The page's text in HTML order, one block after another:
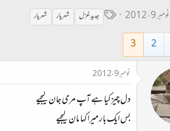
ت
ا
ی
خ
ا
ب
نومبر 9، 2012 جدید غزل شہر یار شہریار
2
3
نومبر 9، 2012
دل چیز کیا ہے آپ مری جان لیجیے
بس ایک بار میرا کہا مان لیجیے